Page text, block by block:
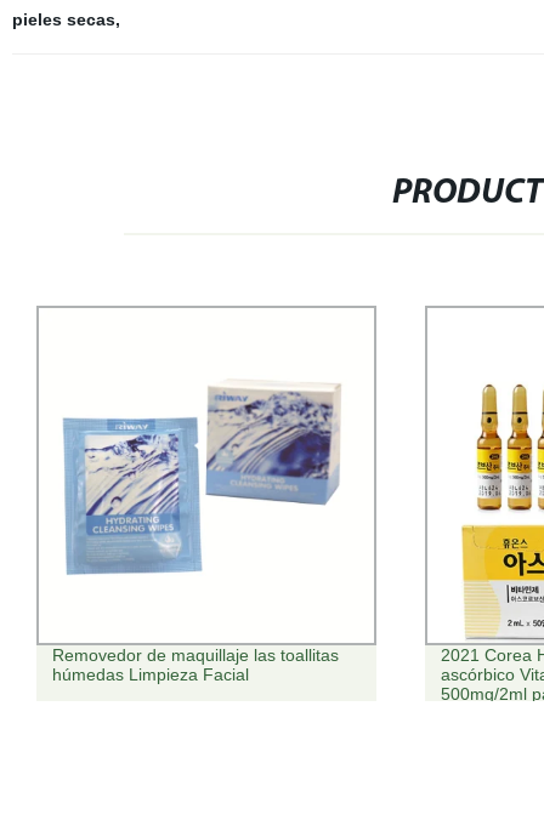
pieles secas,
Removedor de maquillaje las toallitas
húmedas Limpieza Facial
2021 Corea
ascórbico
500mg/2ml